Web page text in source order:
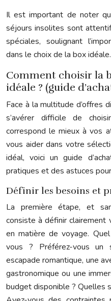
Il est important de noter
séjours insolites sont
spéciales, soulignant
dans le choix de la box idéale.
Comment choisir la
idéale ? (guide
Face à la multitude d’offres
s’avérer difficile de
correspond le mieux à vos
vous aider dans votre
idéal, voici un guide
pratiques et des astuces
Définir les besoins et
La première étape, et
consiste à définir
en matière de voyage. Quel
vous ? Préférez-vous un
escapade romantique, une
gastronomique ou une
budget disponible ? Quelles